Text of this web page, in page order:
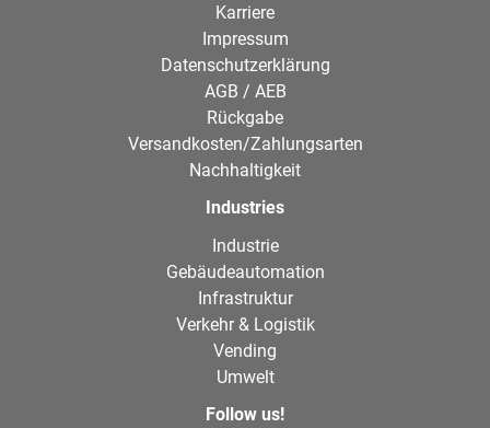
Karriere
Impressum
Datenschutzerklärung
AGB / AEB
Rückgabe
Versandkosten/Zahlungsarten
Nachhaltigkeit
Industries
Industrie
Gebäudeautomation
Infrastruktur
Verkehr & Logistik
Vending
Umwelt
Follow us!